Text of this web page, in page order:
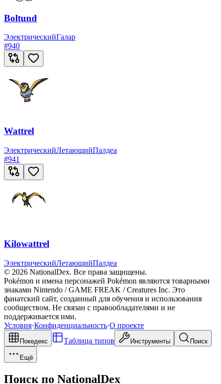
Boltund
ЭлектрическийГалар
#940
Wattrel
ЭлектрическийЛетающийПалдеа
#941
Kilowattrel
ЭлектрическийЛетающийПалдеа
© 2026 NationalDex. Все права защищены.
Pokémon и имена персонажей Pokémon являются товарными
знаками Nintendo / GAME FREAK / Creatures Inc. Это
фанатский сайт, созданный для обучения и использования
сообществом. Не связан с правообладателями и не
поддерживается ими.
Условия·Конфиденциальность·О проекте
Покедекс Таблица типов Инструменты Поиск
Ещё
Поиск по NationalDex